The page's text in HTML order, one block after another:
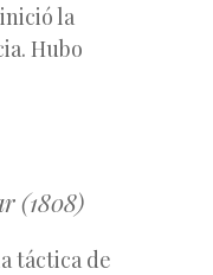
la
Hubo
(1808)
táctica de